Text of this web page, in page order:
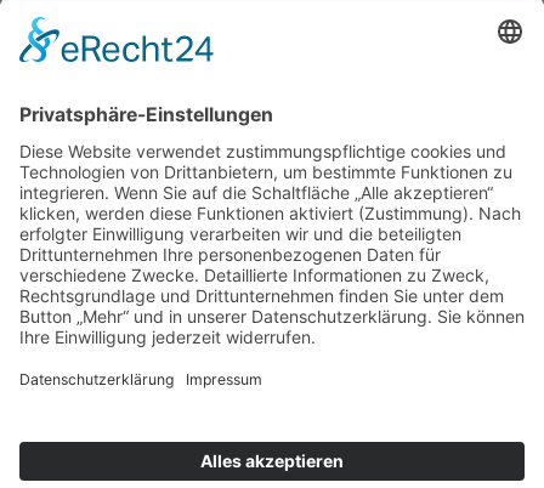
Datenschutz
Cookie-Einstellungen
to
top